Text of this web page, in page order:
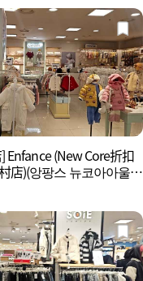
Enfance (New Core折扣
店)(앙팡스 뉴코아아울렛